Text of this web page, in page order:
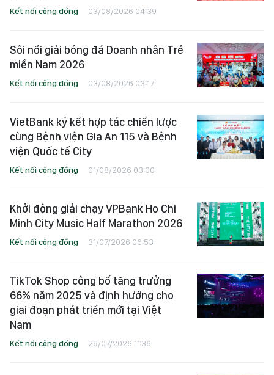
Kết nối cộng đồng 03/08/2026 04:39
Sôi nổi giải bóng đá Doanh nhân Trẻ
miền Nam 2026
Kết nối cộng đồng 03/08/2026 03:17
VietBank ký kết hợp tác chiến lược
cùng Bệnh viện Gia An 115 và Bệnh
viện Quốc tế City
Kết nối cộng đồng 01/08/2026 03:00
Khởi động giải chạy VPBank Ho Chi
Minh City Music Half Marathon 2026
Kết nối cộng đồng 31/07/2026 06:53
TikTok Shop công bố tăng trưởng
66% năm 2025 và định hướng cho
giai đoạn phát triển mới tại Việt
Nam
Kết nối cộng đồng 29/07/2026 11:36